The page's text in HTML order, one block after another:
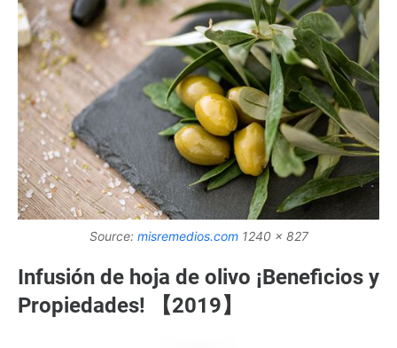
Source: misremedios.com1240 x 827
Infusión de hoja de olivo ¡Beneficios y
Propiedades! 【2019】